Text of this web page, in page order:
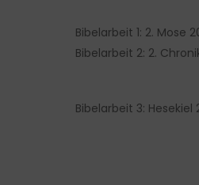
Bibelarbeit 1: 2. Mose
Bibelarbeit 2: 2.
Bibelarbeit 3: Hesekiel